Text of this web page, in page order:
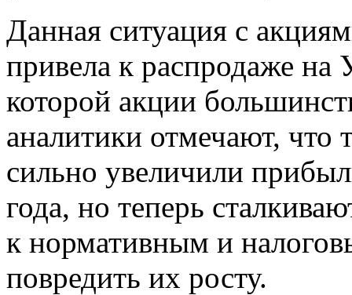
Данная ситуация с
привела к распродаже на
которой акции
аналитики отмечают, что
сильно увеличили
года, но теперь
к нормативным и
повредить их росту.